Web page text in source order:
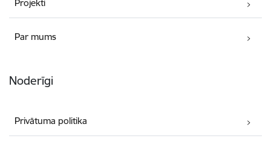
Projekti
Par mums
Noderīgi
Privātuma politika